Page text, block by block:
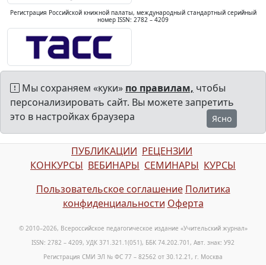
Регистрация Российской книжной палаты, международный стандартный серийный
номер ISSN: 2782 – 4209
Мы сохраняем «куки» по правилам, чтобы
персонализировать сайт. Вы можете запретить
это в настройках браузера
Ясно
ПУБЛИКАЦИИ РЕЦЕНЗИИ
КОНКУРСЫ ВЕБИНАРЫ СЕМИНАРЫ КУРСЫ
Пользовательское соглашение Политика
конфиденциальности Оферта
© 2010–2026, Всероссийское педагогическое издание «Учительский журнал»
ISSN: 2782 – 4209, УДК 371.321.1(051), ББК 74.202.701, Авт. знак: У92
Регистрация СМИ ЭЛ № ФС 77 – 82562 от 30.12.21, г. Москва